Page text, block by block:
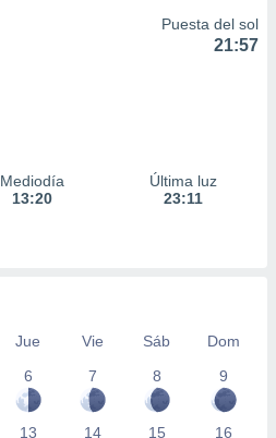
Puesta del sol
21:57
Mediodía
13:20
Última luz
23:11
Jue Vie Sáb
Dom
6
7 8 9
13 14 15 16